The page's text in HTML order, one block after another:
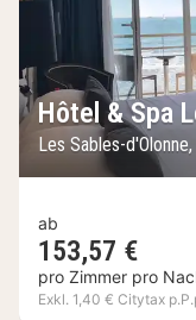
Hôtel & Spa
Les Sables-
ab
153,57 €
pro Zimmer pro
Exkl. 1,40 € Citytax